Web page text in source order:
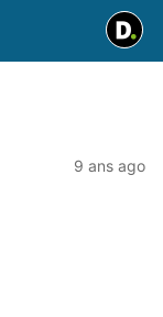
9 ans ago